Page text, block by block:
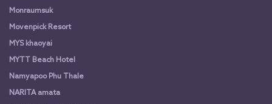
Monraumsuk
Movenpick Resort
MYS khaoyai
MYTT Beach Hotel
Namyapoo Phu Thale
NARITA amata